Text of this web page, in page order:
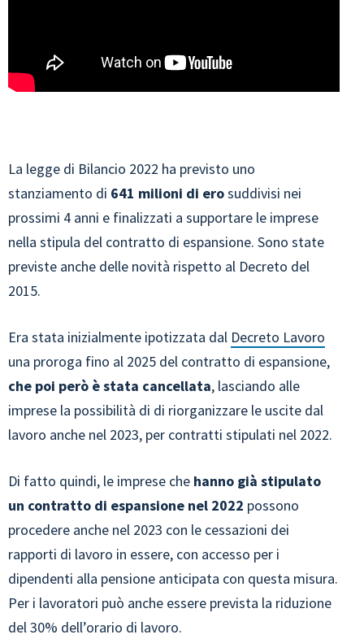
La legge di Bilancio 2022 ha previsto uno
stanziamento di 641 milioni di erosuddivisi nei
prossimi 4 anni e finalizzati a supportare le imprese
nella stipula del contratto di espansione. Sono state
previste anche delle novità rispetto al Decreto del
2015.
Era stata inizialmente ipotizzata dal Decreto Lavoro
una proroga fino al 2025 del contratto di espansione,
che poi però è stata cancellata, lasciando alle
imprese la possibilità di di riorganizzare le uscite dal
lavoro anche nel 2023, per contratti stipulati nel 2022.
Di fatto quindi, le imprese che hanno già stipulato
un contratto di espansione nel 2022 possono
procedere anche nel 2023 con le cessazioni dei
rapporti di lavoro in essere, con accesso per i
dipendenti alla pensione anticipata con questa misura.
Per i lavoratori può anche essere prevista la riduzione
del 30% dell’orario di lavoro.